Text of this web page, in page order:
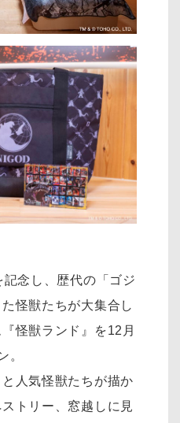
記念し、歴代の「ゴジ
怪獣たちが大集合し
怪獣ランド』を12月
。
人気怪獣たちが描か
トリー、窓越しに見